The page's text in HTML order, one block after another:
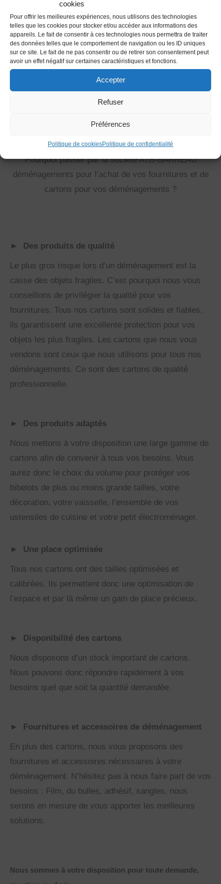
cookies
Pour offrir les meilleures expériences, nous utilisons des technologies
telles que les cookies pour stocker et/ou accéder aux informations des
appareils. Le fait de consentir à ces technologies nous permettra de traiter
des données telles que le comportement de navigation ou les ID uniques
sur ce site. Le fait de ne pas consentir ou de retirer son consentement peut
avoir un effet négatif sur certaines caractéristiques et fonctions.
Accepter
Refuser
Préférences
Politique de cookiesPolitique de confidentialité
Pourquoi ATB-
BARREAU
Vente carton de déménagement La Bruffière :
Pourquoi passer par la société ATB-BARREAU
déménagements pour l’achat de vos fournitures et de
cartons pour vos déménagements ?
► Des produits de qualité
Le plus gros risque lors d’un déménagement est la
casse des objets fragiles. C’est pourquoi nous vous
conseillons de privilégier la qualité pour vos
fournitures. Tous nos cartons sont solides et fiables,
ils garantissent une excellente protection pour vos
objets les plus fragiles. Les cartons que nous vous
vendons sont ceux que nous utilisons pour tous nos
déménagements. Ce sont des cartons de qualité
professionnelle.
► Des produits adaptés
Nous mettons à votre disposition une large gamme de
cartons afin de convenir à tous vos besoins. Vous
aurez donc le choix du volume pour protéger vos
bibelots de plus ou moins grande tailles, votre
décoration, votre vaisselle, l’ensemble de vos
ustensiles de cuisine et votre petit électroménager.
► Une place optimisée
Tous nos cartons ont des tailles optimisées et
calibrées. Ils permettent donc une optimisation de
l’espace et par là même un gain de place précieux.
► Disponibilité des cartons
Nous disposons d’un stock important de cartons.
Nous pouvons donc répondre rapidement à vos
besoins quel que soit la quantité demandée.
► Fournitures et accessoires de déménagement
En plus des cartons, nous vous proposons des
fournitures et accessoires nécessaires à votre
déménagement. N’hésitez pas à nous faire part de vos
besoins : Film, du bulles, adhésif, sangles, nous
serons en mesure de vous apporter les meilleures
solutions.
Nous sommes à votre disposition pour toute demande,